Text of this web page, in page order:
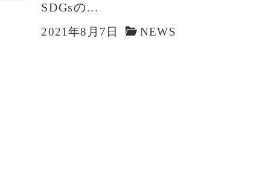
SDGsの...
2021年8月7日 NEWS